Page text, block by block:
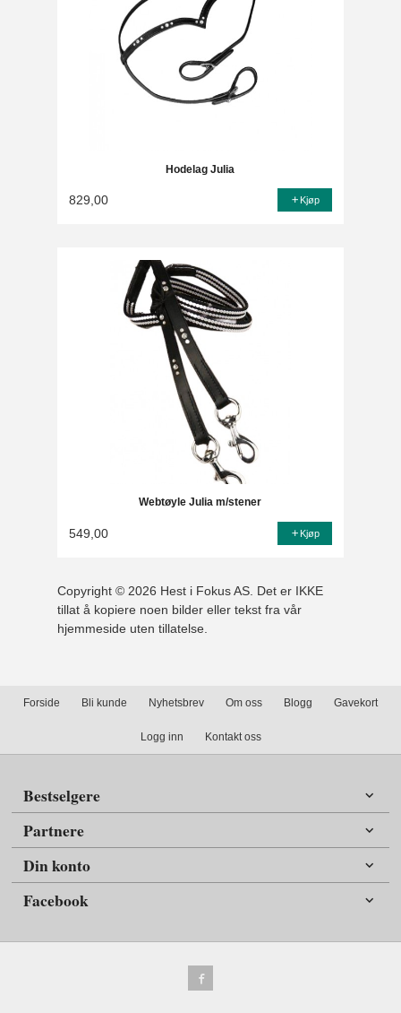
Hodelag Julia
829,00 Kjøp
Webtøyle Julia m/stener
549,00 Kjøp
Copyright © 2026 Hest i Fokus AS. Det er IKKE
tillat å kopiere noen bilder eller tekst fra vår
hjemmeside uten tillatelse.
Forside Bli kunde Nyhetsbrev Om oss Blogg Gavekort
Logg inn Kontakt oss
Bestselgere
Partnere
Din konto
Facebook